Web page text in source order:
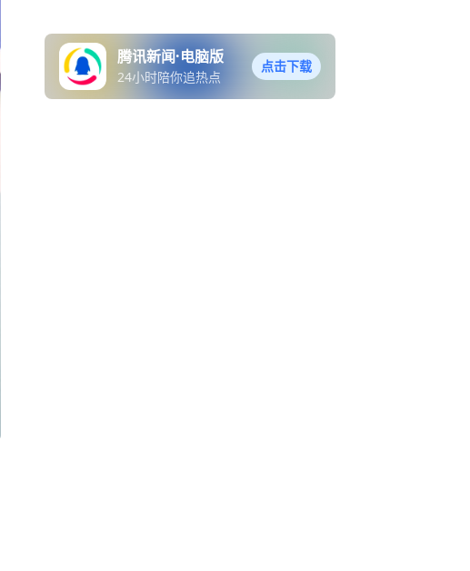
腾讯新闻·电脑版
24小时陪你追热点
点击下载